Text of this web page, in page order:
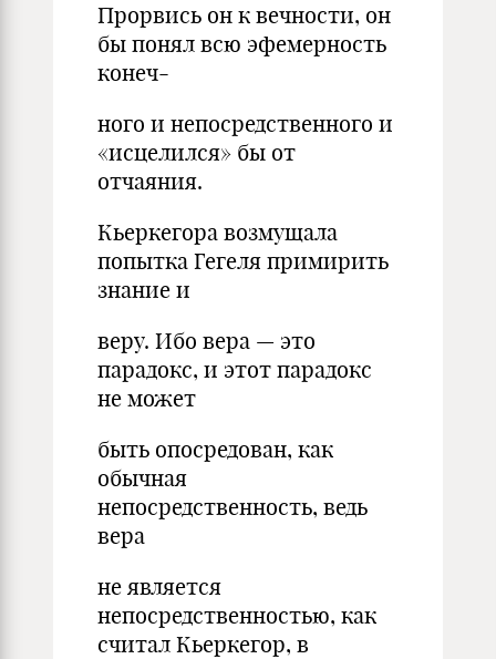
Прорвись он к вечности, он
бы понял всю эфемерность
конеч-
ного и непосредственного и
«исцелился» бы от
отчаяния.
Кьеркегора возмущала
попытка Гегеля примирить
знание и
веру. Ибо вера — это
парадокс, и этот парадокс
не может
быть опосредован, как
обычная
непосредственность, ведь
вера
не является
непосредственностью, как
считал Кьеркегор, в